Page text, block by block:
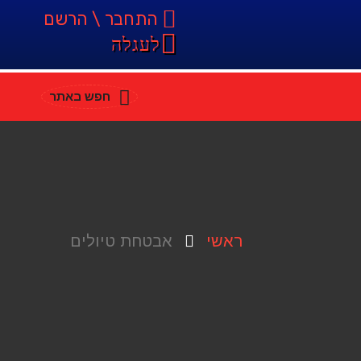
התחבר \ הרשם
לעגלה
חפש באתר
ראשי אבטחת טיולים